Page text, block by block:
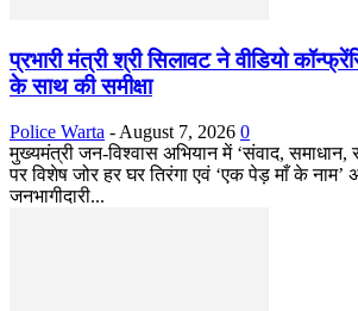
प्रभारी मंत्री श्री सिलावट ने वीडियो
के साथ की समीक्षा
Police Warta - August 7, 2026 0
मुख्यमंत्री जन-विश्वास अभियान में ‘संवाद, समाधान,
पर विशेष जोर हर घर तिरंगा एवं ‘एक पेड़ माँ के नाम’
जनभागीदारी...